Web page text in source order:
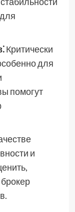
Критически
для
помогут
и